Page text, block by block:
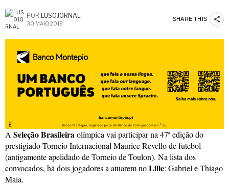
POR LUSOJORNAL
30 MAIO, 2019
SHARE THIS
A Seleção Brasileiraolímpica vai participar na 47ª edição do
prestigiado Torneio Internacional Maurice Revello de futebol
(antigamente apelidado de Torneio de Toulon). Na lista dos
convocados, há dois jogadores a atuarem noLille: Gabriel e Thiago
Maia.